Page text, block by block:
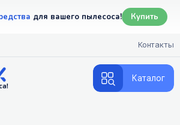
для вашего пылесоса! Купить
Контакты
Каталог